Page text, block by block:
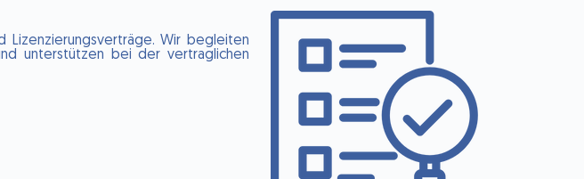
Lizenzierungsverträge. Wir begleiten
unterstützen bei der vertraglichen